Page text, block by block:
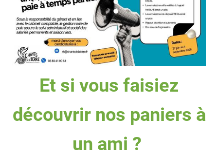
Et si vous faisiez
découvrir nos paniers à
un ami ?